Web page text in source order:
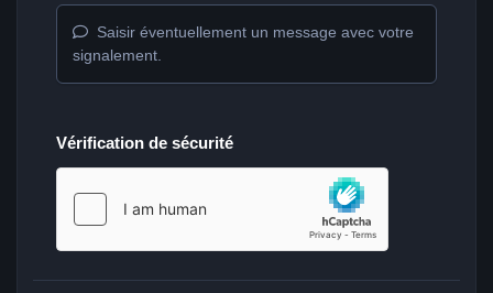
Saisir éventuellement un message avec votre
signalement.
Vérification de sécurité